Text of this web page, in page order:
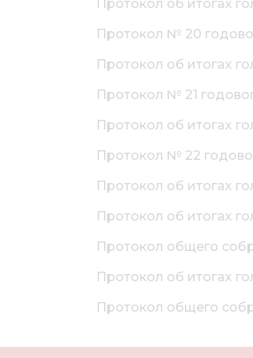
Протокол об итогах
Протокол № 20
Протокол об итогах
Протокол № 21
Протокол об итогах
Протокол № 22
Протокол об итогах
Протокол об итогах
Протокол общего
Протокол об итогах
Протокол общего